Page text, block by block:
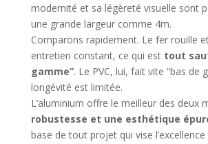
modernité et sa légèreté visuelle sont
une grande largeur comme 4m.
Comparons rapidement. Le fer rouille
entretien constant, ce qui est tout
gamme”. Le PVC, lui, fait vite “bas de
longévité est limitée.
L’aluminium offre le meilleur des deux
robustesse et une esthétique
base de tout projet qui vise